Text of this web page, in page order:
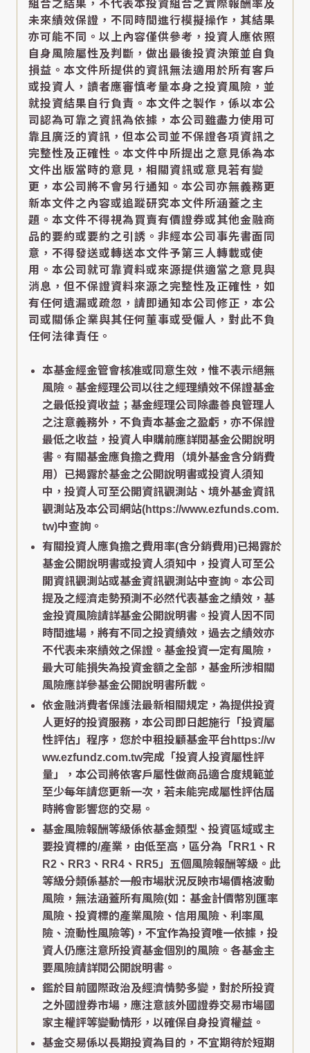
組合之結果，不代表本投資組合之實際報酬率及
未來績效保證，不同時間進行模擬操作，其結果
亦可能不同。以上內容僅供參考，投資人應依照
自身風險屬性及判斷，做出最後投資決策並自負
損益。本文件所提供的資訊無法適用於所有客戶
或投資人，讀者應審慎考量本身之投資風險，並
就投資結果自行負責。本文件之製作，係以本公
司認為可靠之資訊為依據，本公司雖盡力使用可
靠且廣泛的資訊，但本公司並不保證各項資訊之
完整性及正確性。本文件中所提出之意見係為本
文件出版當時的意見，相關資訊或意見若有變
更，本公司將不會另行通知。本公司亦無義務更
新本文件之內容或追蹤研究本文件所涵蓋之主
題。本文件不得視為買賣有價證券或其他金融商
品的要約或要約之引誘。非經本公司事先書面同
意，不得發送或轉送本文件予第三人轉載或使
用。本公司就可靠資料或來源提供適當之意見與
消息，但不保證資料來源之完整性及正確性，如
有任何遺漏或疏忽，請即通知本公司修正，本公
司或關係企業與其任何董事或受僱人，對此不負
任何法律責任。
本基金經金管會核准或同意生效，惟不表示絕無
風險。基金經理公司以往之經理績效不保證基金
之最低投資收益；基金經理公司除盡善良管理人
之注意義務外，不負責本基金之盈虧，亦不保證
最低之收益，投資人申購前應詳閱基金公開說明
書。有關基金應負擔之費用（境外基金含分銷費
用）已揭露於基金之公開說明書或投資人須知
中，投資人可至公開資訊觀測站、境外基金資訊
觀測站及本公司網站(https://www.ezfunds.com.
tw)中查詢。
有關投資人應負擔之費用率(含分銷費用)已揭露於
基金公開說明書或投資人須知中，投資人可至公
開資訊觀測站或基金資訊觀測站中查詢。本公司
提及之經濟走勢預測不必然代表基金之績效，基
金投資風險請詳基金公開說明書。投資人因不同
時間進場，將有不同之投資績效，過去之績效亦
不代表未來績效之保證。基金投資一定有風險，
最大可能損失為投資金額之全部，基金所涉相關
風險應詳參基金公開說明書所載。
依金融消費者保護法最新相關規定，為提供投資
人更好的投資服務，本公司即日起施行「投資屬
性評估」程序，您於中租投顧基金平台https://w
ww.ezfundz.com.tw完成「投資人投資屬性評
量」，本公司將依客戶屬性做商品適合度規範並
至少每年請您更新一次，若未能完成屬性評估屆
時將會影響您的交易。
基金風險報酬等級係依基金類型、投資區域或主
要投資標的/產業，由低至高，區分為「RR1、R
R2、RR3、RR4、RR5」五個風險報酬等級。此
等級分類係基於一般市場狀況反映市場價格波動
風險，無法涵蓋所有風險(如：基金計價幣別匯率
風險、投資標的產業風險、信用風險、利率風
險、流動性風險等)，不宜作為投資唯一依據，投
資人仍應注意所投資基金個別的風險。各基金主
要風險請詳閱公開說明書。
鑑於目前國際政治及經濟情勢多變，對於所投資
之外國證券市場，應注意該外國證券交易市場國
家主權評等變動情形，以確保自身投資權益。
基金交易係以長期投資為目的，不宜期待於短期